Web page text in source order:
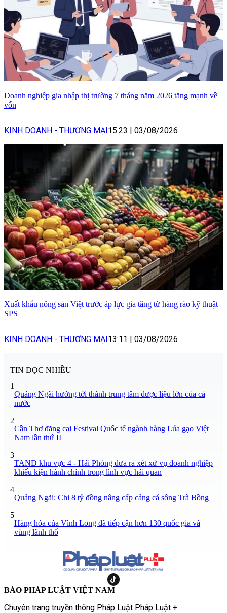
Doanh nghiệp gia nhập thị trường 7 tháng năm 2026 tăng mạnh về
vốn
KINH DOANH - THƯƠNG MẠI 15:23 03/08/2026
Xuất khẩu nông sản Việt trước áp lực gia tăng từ hàng rào kỹ thuật
SPS
KINH DOANH - THƯƠNG MẠI 13:11 03/08/2026
TIN ĐỌC NHIỀU
1
Quảng Ngãi hướng tới thành trung tâm dược liệu lớn của cả
nước
2
Cần Thơ đăng cai Festival Quốc tế ngành hàng Lúa gạo Việt
Nam lần thứ II
3
TAND khu vực 4 - Hải Phòng đưa ra xét xử vụ doanh nghiệp
khiếu kiện hành chính trong lĩnh vực hải quan
4
Quảng Ngãi: Chi 8 tỷ đồng nâng cấp cảng cá sông Trà Bồng
5
Hàng hóa của Vĩnh Long đã tiếp cận hơn 130 quốc gia và
vùng lãnh thổ
BÁO PHÁP LUẬT VIỆT NAM
Chuyên trang truyền thông Pháp Luật Pháp Luật +